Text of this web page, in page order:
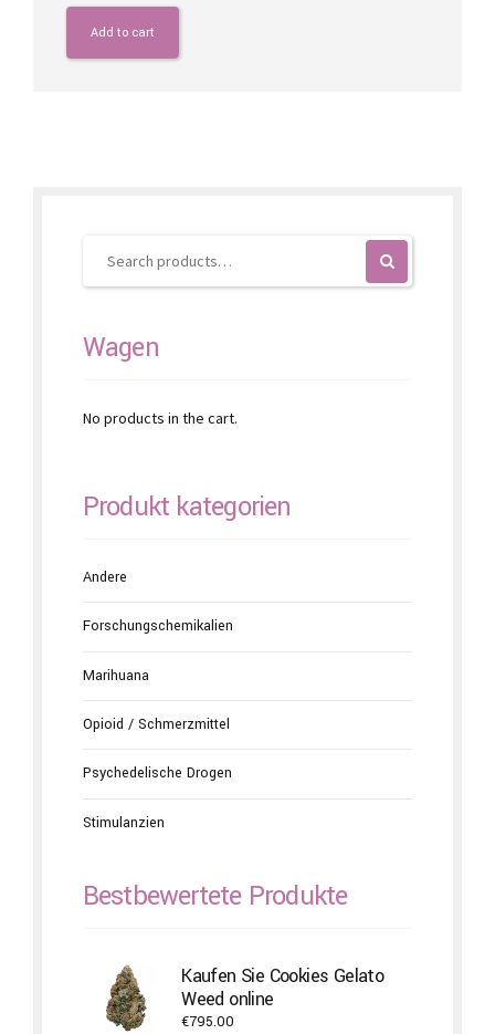
Add to cart
Wagen
No products in the cart.
Produkt kategorien
Andere
Forschungschemikalien
Marihuana
Opioid / Schmerzmittel
Psychedelische Drogen
Stimulanzien
Bestbewertete Produkte
Kaufen Sie Cookies Gelato
Weed online
€795.00